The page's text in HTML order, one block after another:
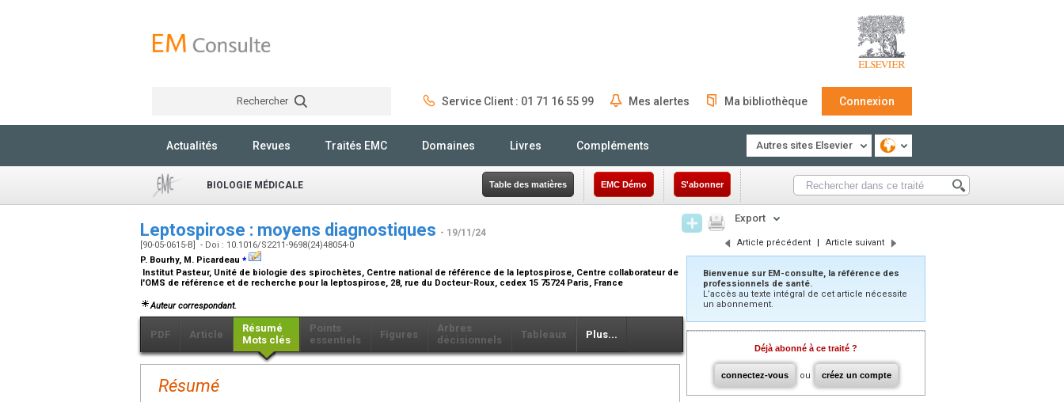
Rechercher Service Client : 01 71 16 55 99 Mes alertes Ma bibliothèque Connexion
Actualités Revues Traités EMC Domaines Livres Compléments Autres sites Elsevier
BIOLOGIE MÉDICALE Table des matières EMC Démo S'abonner
Leptospirose : moyens diagnostiques - 19/11/24
[90-05-0615-B] - Doi : 10.1016/S2211-9698(24)48054-0
P. Bourhy, M. Picardeau ⁎
Institut Pasteur, Unité de biologie des spirochètes, Centre national de référence de la leptospirose, Centre collaborateur de
l'OMS de référence et de recherche pour la leptospirose, 28, rue du Docteur-Roux, cedex 15 75724 Paris, France
Auteur correspondant.
PDF Article
Résumé
Mots clés
Points
essentiels
Figures
Arbres
décisionnels
Tableaux Plus...
Résumé
Export
Article précédent | Article suivant
Bienvenue sur EM-consulte, la référence des
professionnels de santé.
L’accès au texte intégral de cet article nécessite
un abonnement.
Déjà abonné à ce traité ?
connectez-vous ou créez un compte